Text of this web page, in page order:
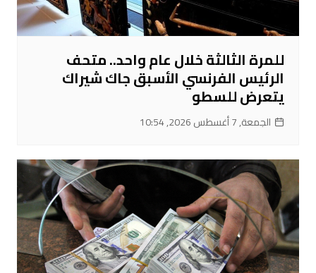
للمرة الثالثة خلال عام واحد.. متحف
الرئيس الفرنسي الأسبق جاك شيراك
يتعرض للسطو
الجمعة, 7 أغسطس 2026, 10:54